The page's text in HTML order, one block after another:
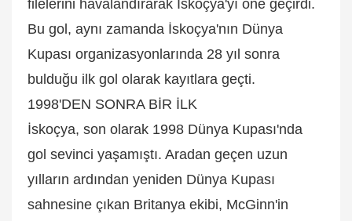
filelerini havalandırarak İskoçya'yı öne geçirdi.
Bu gol, aynı zamanda İskoçya'nın Dünya
Kupası organizasyonlarında 28 yıl sonra
bulduğu ilk gol olarak kayıtlara geçti.
1998'DEN SONRA BİR İLK
İskoçya, son olarak 1998 Dünya Kupası'nda
gol sevinci yaşamıştı. Aradan geçen uzun
yılların ardından yeniden Dünya Kupası
sahnesine çıkan Britanya ekibi, McGinn'in